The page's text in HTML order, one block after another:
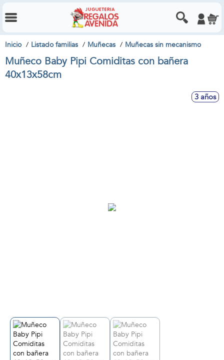
Inicio Listado familias Muñecas Muñecas sin mecanismo
Muñeco Baby Pipi Comiditas con bañera
40x13x58cm
3 años